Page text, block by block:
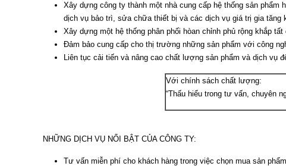
Xây dựng công ty thành một nhà cung cấp hệ thống sản
dịch vụ bảo trì, sửa chữa thiết bị và các dịch vụ giá trị gia tăng
Xây dựng một hệ thống phân phối hòan chỉnh phủ rộng khắp
Đảm bảo cung cấp cho thị trường những sản phẩm với công
Liên tục cải tiến và nâng cao chất lượng sản phẩm và dịch vụ
Với chính sách chất lượng:
“Thấu hiểu trong tư vấn, chuyên
NHỮNG DỊCH VỤ NỔI BẬT CỦA CÔNG TY:
Tư vấn miễn phí cho khách hàng trong việc chọn mua sản